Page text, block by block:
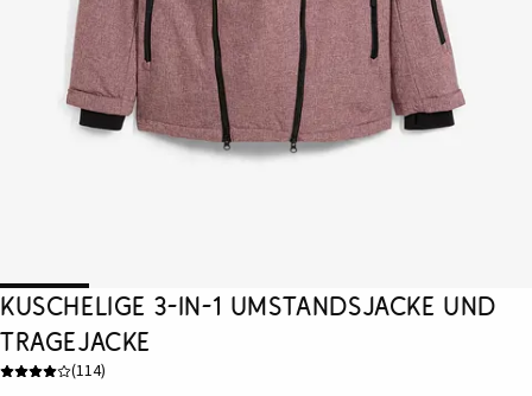
Kuschelige 3-in-1 Umstandsjacke und
Tragejacke
(114)